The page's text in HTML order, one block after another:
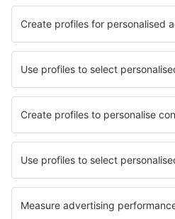
Läs mer
Mobilapp
Flygbolag
SAS
Ryanair
Lufthansa
Norwegian
WizzAir
Om eSky